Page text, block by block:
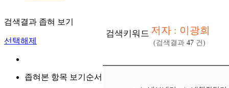
검색결과 좁혀 보기
선택해제
좁혀본 항목 보기순서
검색키워드 저자 : 이광희
(검색결과 47 건)